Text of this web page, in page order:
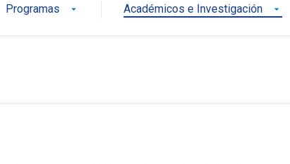
Programas arrow_drop_down Académicos e Investigación arrow_drop_down